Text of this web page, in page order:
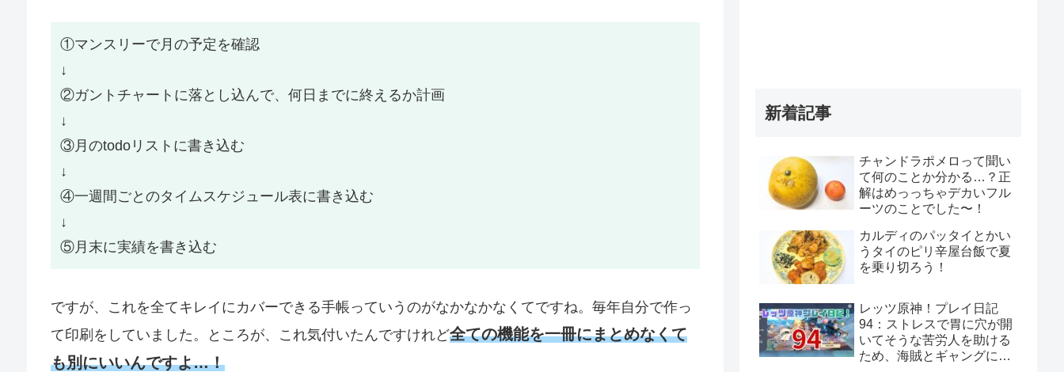
①マンスリーで月の予定を確認
↓
②ガントチャートに落とし込んで、何日までに終えるか計画
↓
③月のtodoリストに書き込む
↓
④一週間ごとのタイムスケジュール表に書き込む
↓
⑤月末に実績を書き込む
ですが、これを全てキレイにカバーできる手帳っていうのがなかなかなくてですね。毎年自分で作っ
て印刷をしていました。ところが、これ気付いたんですけれど全ての機能を一冊にまとめなくて
も別にいいんですよ…！
新着記事
チャンドラポメロって聞い
て何のことか分かる…？正
解はめっっちゃデカいフル
ーツのことでした〜！
カルディのパッタイとかい
うタイのピリ辛屋台飯で夏
を乗り切ろう！
レッツ原神！プレイ日記
94：ストレスで胃に穴が開
いてそうな苦労人を助ける
ため、海賊とギャングに話